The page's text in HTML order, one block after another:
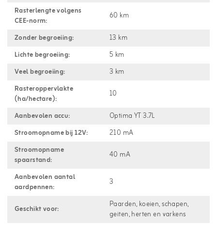
Rasterlengte volgens
CEE-norm:
60 km
Zonder begroeiing:
13 km
Lichte begroeiing:
5 km
Veel begroeiing:
3 km
Rasteroppervlakte
(ha/hectare):
10
Aanbevolen accu:
Optima YT 3.7L
Stroomopname bij 12V:
210 mA
Stroomopname
spaarstand:
40 mA
Aanbevolen aantal
aardpennen:
3
Geschikt voor:
Paarden, koeien, schapen,
geiten, herten en varkens